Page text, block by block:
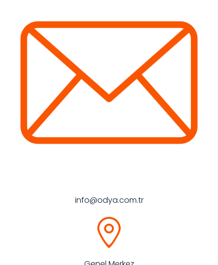
info@odya.com.tr